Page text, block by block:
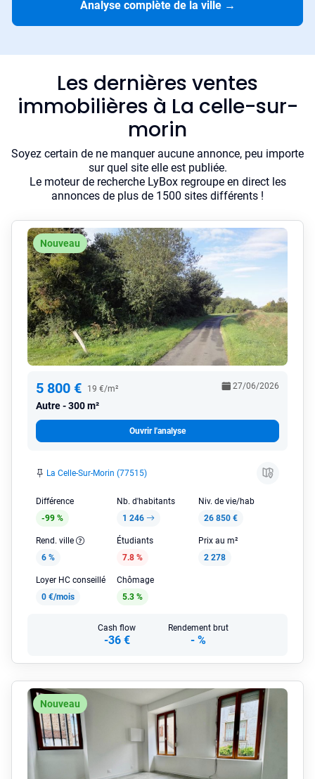
Analyse complète de la ville →
Les dernières ventes
immobilières à La celle-sur-
morin
Soyez certain de ne manquer aucune annonce, peu importe
sur quel site elle est publiée.
Le moteur de recherche LyBox regroupe en direct les
annonces de plus de 1500 sites différents !
Nouveau
5 800 € 19 €/m²
Autre 300 m²
27/06/2026
Ouvrir l'analyse
La Celle-Sur-Morin (77515)
Différence
-99 %
Nb. d'habitants
1 246
Niv. de vie/hab
26 850 €
Rend. ville
6 %
Étudiants
7.8 %
Prix au m²
2 278
Loyer HC conseillé
0 €/mois
Chômage
5.3 %
Cash flow
-36 €
Rendement brut
- %
Nouveau